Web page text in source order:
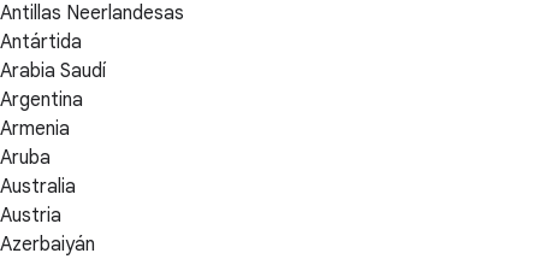
Antillas Neerlandesas
Antártida
Arabia Saudí
Argentina
Armenia
Aruba
Australia
Austria
Azerbaiyán